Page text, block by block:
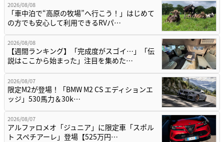
2026/08/08
「車中泊で“高原の牧場”へ行こう！」はじめて
の方でも安心して利用できるRVパ…
2026/08/08
【週間ランキング】「完成度がスゴイ…」「伝
説はここから始まった」注目を集めた…
2026/08/07
限定M2が登場！「BMW M2 CS エディションエ
ッジ」530馬力＆30k…
2026/08/07
アルファロメオ「ジュニア」に限定車「スポル
ト スペチアーレ」登場【525万円…